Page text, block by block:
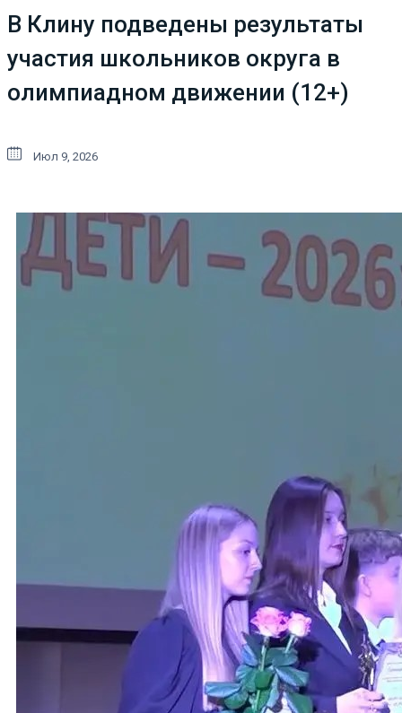
В Клину подведены результаты
участия школьников округа в
олимпиадном движении (12+)
Июл 9, 2026